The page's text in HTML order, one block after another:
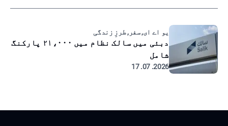
یو اے ای, سفر, طرزِ زندگی
دبئی میں سالک نظام میں ۲۱،۰۰۰ پارکنگ
شامل
2026. 07. 17